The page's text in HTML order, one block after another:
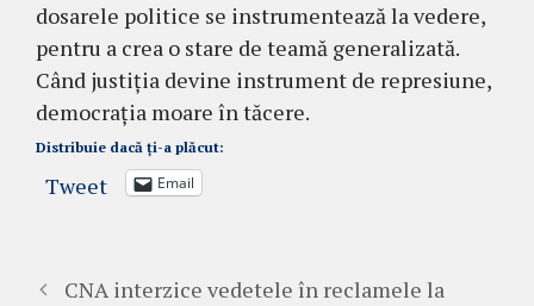
dosarele politice se instrumentează la vedere,
pentru a crea o stare de teamă generalizată.
Când justiția devine instrument de represiune,
democrația moare în tăcere.
Distribuie dacă ți-a plăcut:
Tweet Email
CNA interzice vedetele în reclamele la